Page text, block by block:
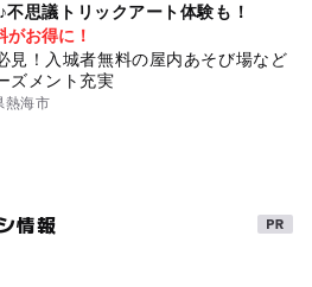
不思議トリックアート体験も！
がお得に！
見！入城者無料の屋内あそび場など
ズメント充実
熱海市
情報